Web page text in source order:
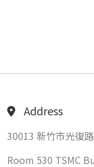
Address
30013 新竹市光復
Room 530 TSMC